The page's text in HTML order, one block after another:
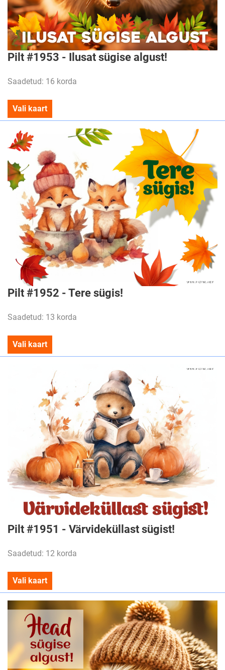
Pilt #1953 - Ilusat sügise algust!
Saadetud: 16 korda
Vali kaart
Pilt #1952 - Tere sügis!
Saadetud: 13 korda
Vali kaart
Pilt #1951 - Värvideküllast sügist!
Saadetud: 12 korda
Vali kaart